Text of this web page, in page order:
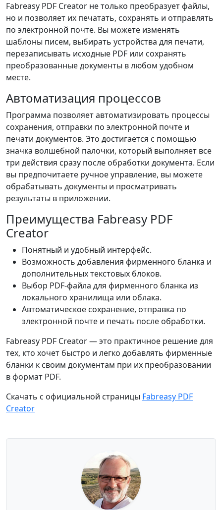
Fabreasy PDF Creator не только преобразует файлы,
но и позволяет их печатать, сохранять и отправлять
по электронной почте. Вы можете изменять
шаблоны писем, выбирать устройства для печати,
перезаписывать исходные PDF или сохранять
преобразованные документы в любом удобном
месте.
Автоматизация процессов
Программа позволяет автоматизировать процессы
сохранения, отправки по электронной почте и
печати документов. Это достигается с помощью
значка волшебной палочки, который выполняет все
три действия сразу после обработки документа. Если
вы предпочитаете ручное управление, вы можете
обрабатывать документы и просматривать
результаты в приложении.
Преимущества Fabreasy PDF
Creator
Понятный и удобный интерфейс.
Возможность добавления фирменного бланка и
дополнительных текстовых блоков.
Выбор PDF-файла для фирменного бланка из
локального хранилища или облака.
Автоматическое сохранение, отправка по
электронной почте и печать после обработки.
Fabreasy PDF Creator — это практичное решение для
тех, кто хочет быстро и легко добавлять фирменные
бланки к своим документам при их преобразовании
в формат PDF.
Скачать с официальной страницы Fabreasy PDF
Creator